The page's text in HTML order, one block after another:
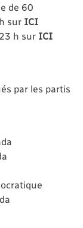
de 60
sur ICI
h sur ICI
par les partis